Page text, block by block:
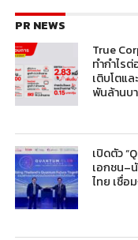
PR NEWS
True
ทำกำไร
เติบโตแ
พันล้านบ
เปิดตัว
เอกชน–
ไทย เชื่อ